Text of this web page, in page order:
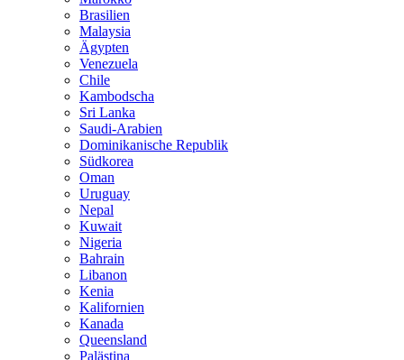
Brasilien
Malaysia
Ägypten
Venezuela
Chile
Kambodscha
Sri Lanka
Saudi-Arabien
Dominikanische Republik
Südkorea
Oman
Uruguay
Nepal
Kuwait
Nigeria
Bahrain
Libanon
Kenia
Kalifornien
Kanada
Queensland
Palästina